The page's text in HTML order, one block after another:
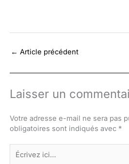
← Article précédent
Laisser un
Votre adresse e-mail ne sera pas
obligatoires sont indiqués avec *
Écrivez
ici…